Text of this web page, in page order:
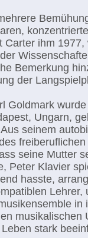
Carter ihm
Bemerkung
der
Goldmark
Ungarn,
seinem
seine Mutter
Peter Klavier
hasste,
in
musikalischen
stark